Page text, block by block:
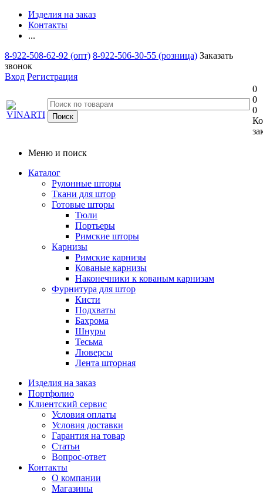
Изделия на заказ
Контакты
...
8-922-508-62-92 (опт) 8-922-506-30-55 (розница) Заказать
звонок
Вход Регистрация
0
0
0
Меню и поиск
Каталог
Рулонные шторы
Ткани для штор
Готовые шторы
Тюли
Портьеры
Римские шторы
Карнизы
Римские карнизы
Кованые карнизы
Наконечники к кованым карнизам
Фурнитура для штор
Кисти
Подхваты
Бахрома
Шнуры
Тесьма
Люверсы
Лента шторная
Изделия на заказ
Портфолио
Клиентский сервис
Условия оплаты
Условия доставки
Гарантия на товар
Статьи
Вопрос-ответ
Контакты
О компании
Магазины